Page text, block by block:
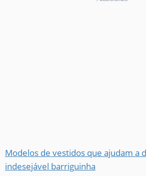
Modelos de vestidos que ajudam a
indesejável barriguinha